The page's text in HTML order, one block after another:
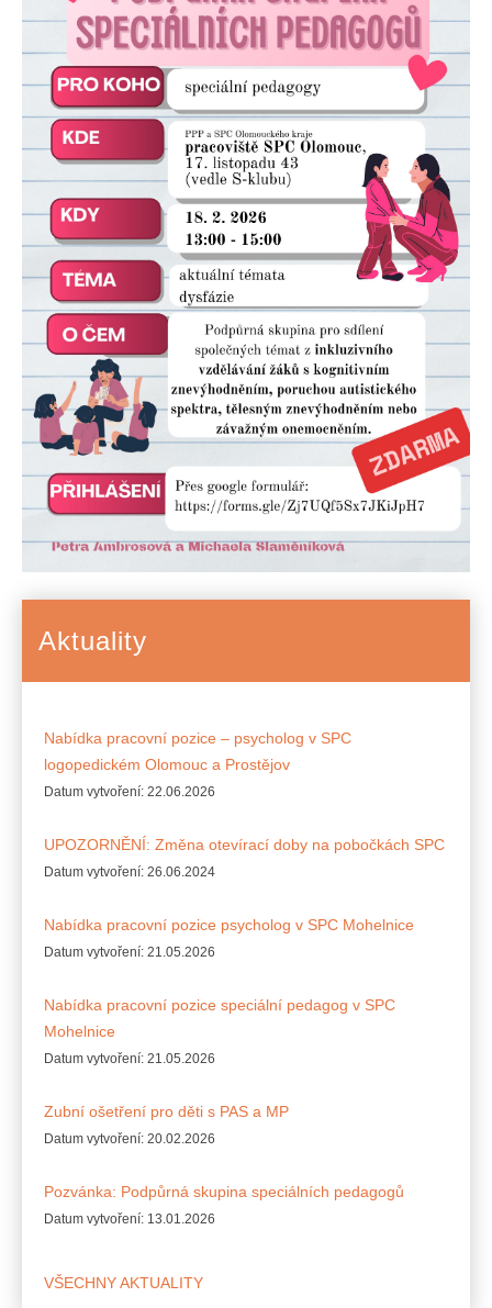
Aktuality
Nabídka pracovní pozice – psycholog v SPC
logopedickém Olomouc a Prostějov
Datum vytvoření: 22.06.2026
UPOZORNĚNÍ: Změna otevírací doby na pobočkách SPC
Datum vytvoření: 26.06.2024
Nabídka pracovní pozice psycholog v SPC Mohelnice
Datum vytvoření: 21.05.2026
Nabídka pracovní pozice speciální pedagog v SPC
Mohelnice
Datum vytvoření: 21.05.2026
Zubní ošetření pro děti s PAS a MP
Datum vytvoření: 20.02.2026
Pozvánka: Podpůrná skupina speciálních pedagogů
Datum vytvoření: 13.01.2026
VŠECHNY AKTUALITY